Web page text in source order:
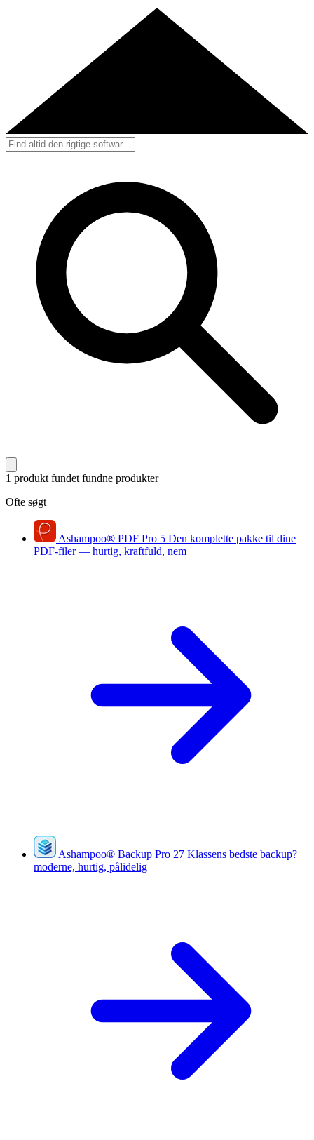
1 produkt fundet fundne produkter
Ofte søgt
Ashampoo® PDF Pro 5 Den komplette pakke til dine
PDF-filer — hurtig, kraftfuld, nem
Ashampoo® Backup Pro 27 Klassens bedste backup?
moderne, hurtig, pålidelig